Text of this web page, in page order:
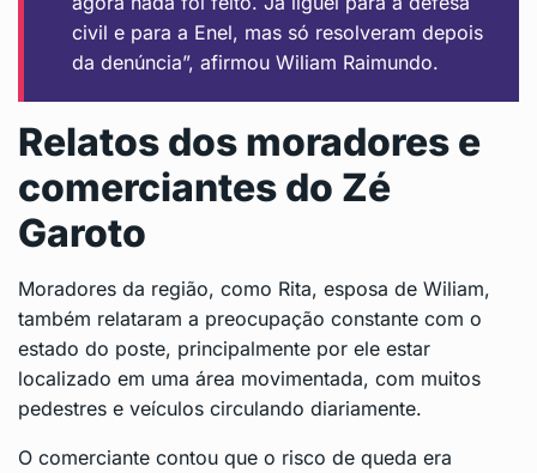
civil e para a Enel, mas só resolveram depois
da denúncia”, afirmou Wiliam Raimundo.
Relatos dos moradores e
comerciantes do Zé
Garoto
Moradores da região, como Rita, esposa de Wiliam,
também relataram a preocupação constante com o
estado do poste, principalmente por ele estar
localizado em uma área movimentada, com muitos
pedestres e veículos circulando diariamente.
O comerciante contou que o risco de queda era